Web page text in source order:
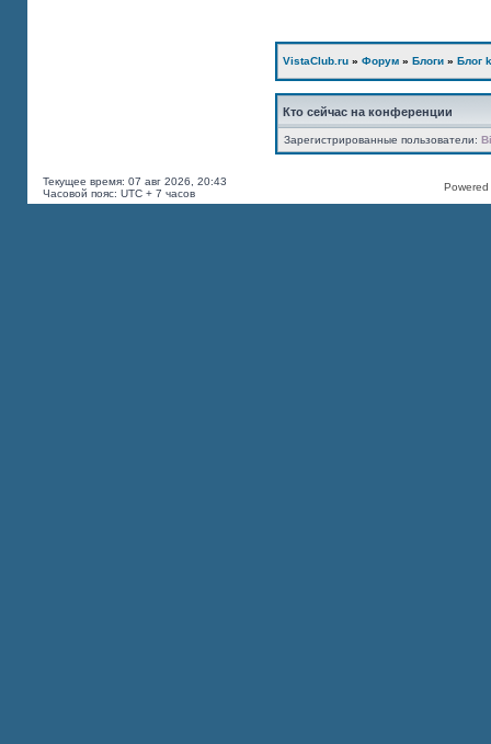
VistaClub.ru » Форум » Блоги » Блог
Кто сейчас на конференции
Зарегистрированные пользователи:
Текущее время: 07 авг 2026, 20:43
Часовой пояс: UTC + 7 часов